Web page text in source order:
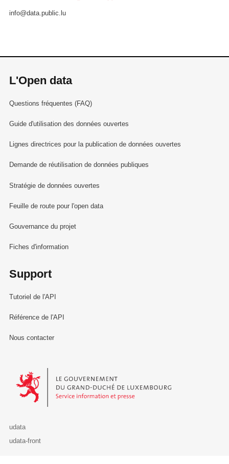
info@data.public.lu
L'Open data
Questions fréquentes (FAQ)
Guide d'utilisation des données ouvertes
Lignes directrices pour la publication de données ouvertes
Demande de réutilisation de données publiques
Stratégie de données ouvertes
Feuille de route pour l'open data
Gouvernance du projet
Fiches d'information
Support
Tutoriel de l'API
Référence de l'API
Nous contacter
Le Gouvernement du Grand-Duché de Luxembourg - Service
udata
udata-front